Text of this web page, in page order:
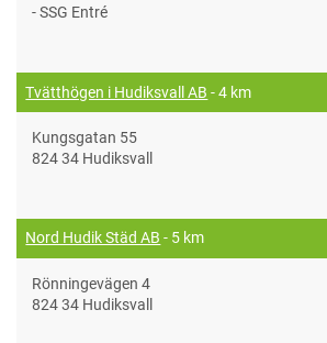
- SSG Entré
Tvätthögen i Hudiksvall AB - 4 km
Kungsgatan 55
824 34 Hudiksvall
Nord Hudik Städ AB - 5 km
Rönningevägen 4
824 34 Hudiksvall